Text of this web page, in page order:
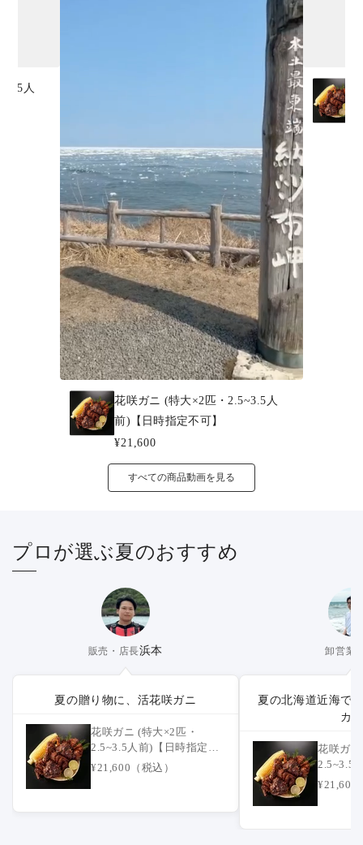
人
花咲ガニ (特大×2匹・2.5~3.5人
前)【日時指定不可】
¥21,600
すべての商品動画を見る
プロが選ぶ夏のおすすめ
販売・店長浜本
夏の贈り物に、活花咲ガニ
花咲ガニ (特大×2匹・
2.5~3.5人前)【日時指定不
可】
¥21,600（税込）
卸営業
夏の北海道近海で
カ
花咲ガ
2.5~3.5
可】
¥21,600